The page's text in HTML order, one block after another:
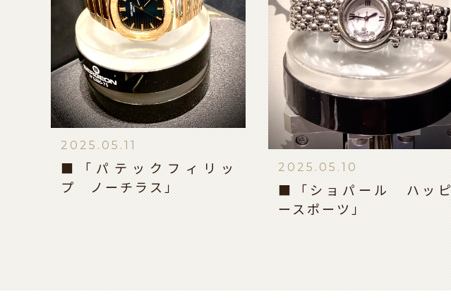
2025.05.11
■「パテックフィリッ
プ ノーチラス」
2025.05.10
■「ショパール ハッピ
ースポーツ」